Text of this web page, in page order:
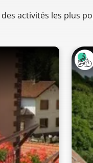
activités les plus